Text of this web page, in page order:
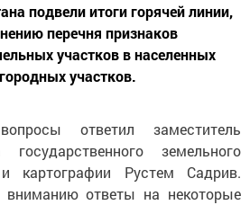
подвели итоги горячей линии,
перечня признаков
участков в населенных
участков.
ответил заместитель
земельного
картографии Рустем Садрив.
ответы на некоторые